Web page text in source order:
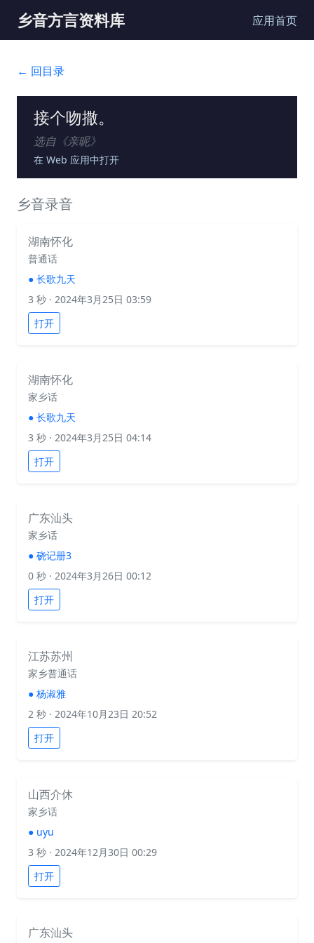
乡音方言资料库 应用首页
← 回目录
接个吻撒。
选自《亲昵》
在 Web 应用中打开
乡音录音
湖南怀化
普通话
● 长歌九天
3 秒 · 2024年3月25日 03:59
打开
湖南怀化
家乡话
● 长歌九天
3 秒 · 2024年3月25日 04:14
打开
广东汕头
家乡话
● 硗记册3
0 秒 · 2024年3月26日 00:12
打开
江苏苏州
家乡普通话
● 杨淑雅
2 秒 · 2024年10月23日 20:52
打开
山西介休
家乡话
● uyu
3 秒 · 2024年12月30日 00:29
打开
广东汕头